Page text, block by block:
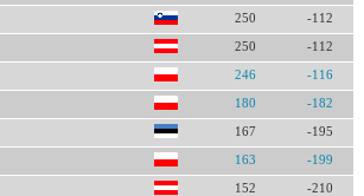
250 -112
250 -112
246 -116
180 -182
167 -195
163 -199
152 -210